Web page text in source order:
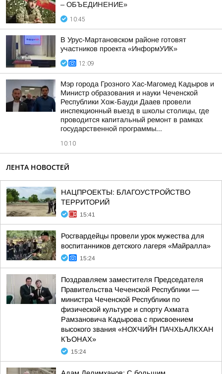
– ОБЪЕДИНЕНИЕ»
10:45
В Урус-Мартановском районе готовят
участников проекта «ИнформУИК»
12:09
Мэр города Грозного Хас-Магомед Кадыров и
Министр образования и науки Чеченской
Республики Хож-Бауди Дааев провели
инспекционный выезд в школы столицы, где
проводится капитальный ремонт в рамках
государственной программы...
10:10
ЛЕНТА НОВОСТЕЙ
НАЦПРОЕКТЫ: БЛАГОУСТРОЙСТВО
ТЕРРИТОРИЙ
15:41
Росгвардейцы провели урок мужества для
воспитанников детского лагеря «Майралла»
15:24
Поздравляем заместителя Председателя
Правительства Чеченской Республики —
министра Чеченской Республики по
физической культуре и спорту Ахмата
Рамзановича Кадырова с присвоением
высокого звания «НОХЧИЙН ПАЧХЬАЛКХАН
КЪОНАХ»
15:24